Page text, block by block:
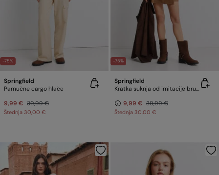
-75%
Springfield
Pamučne cargo hlače
9,99 € 39,99 €
Štednja 30,00 €
-75%
Springfield
Kratka suknja od imitacije brušene kože
9,99 € 39,99 €
Štednja 30,00 €